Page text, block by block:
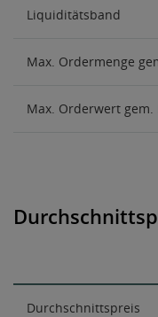
Liquiditätsband
Max. Ordermenge
Max. Orderwert gem.
Durchschnittspreis